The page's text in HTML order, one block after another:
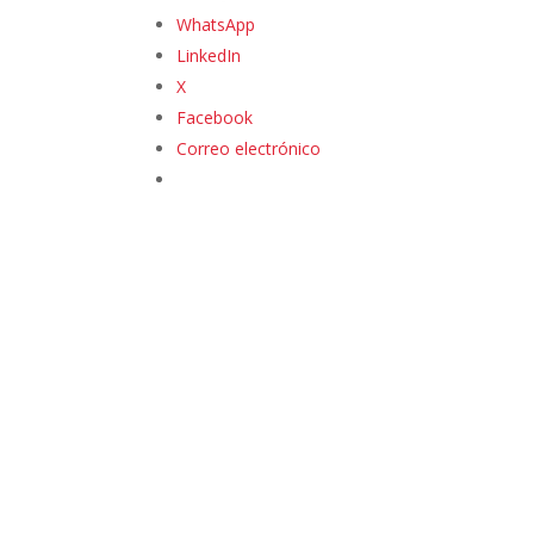
WhatsApp
LinkedIn
X
Facebook
Correo electrónico